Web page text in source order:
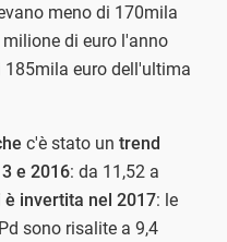
meno di 170mila
di euro l'anno
185mila euro dell'ultima
c'è stato un trend
e 2016: da 11,52 a
è invertita nel 2017: le
sono risalite a 9,4